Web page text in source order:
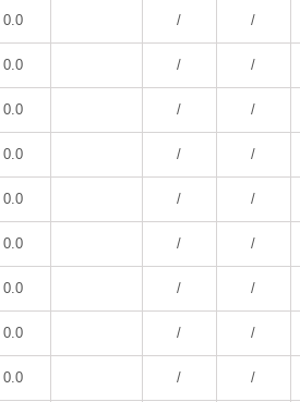
0.0 / /
0.0 / /
0.0 / /
0.0 / /
0.0 / /
0.0 / /
0.0 / /
0.0 / /
0.0 / /